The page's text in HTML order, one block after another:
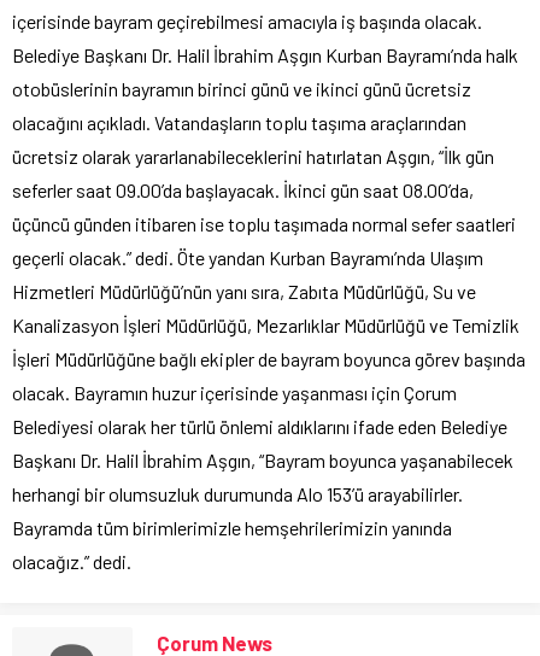
içerisinde bayram geçirebilmesi amacıyla iş başında olacak.
Belediye Başkanı Dr. Halil İbrahim Aşgın Kurban Bayramı’nda halk
otobüslerinin bayramın birinci günü ve ikinci günü ücretsiz
olacağını açıkladı. Vatandaşların toplu taşıma araçlarından
ücretsiz olarak yararlanabileceklerini hatırlatan Aşgın, “İlk gün
seferler saat 09.00’da başlayacak. İkinci gün saat 08.00’da,
üçüncü günden itibaren ise toplu taşımada normal sefer saatleri
geçerli olacak.” dedi. Öte yandan Kurban Bayramı’nda Ulaşım
Hizmetleri Müdürlüğü’nün yanı sıra, Zabıta Müdürlüğü, Su ve
Kanalizasyon İşleri Müdürlüğü, Mezarlıklar Müdürlüğü ve Temizlik
İşleri Müdürlüğüne bağlı ekipler de bayram boyunca görev başında
olacak. Bayramın huzur içerisinde yaşanması için Çorum
Belediyesi olarak her türlü önlemi aldıklarını ifade eden Belediye
Başkanı Dr. Halil İbrahim Aşgın, “Bayram boyunca yaşanabilecek
herhangi bir olumsuzluk durumunda Alo 153’ü arayabilirler.
Bayramda tüm birimlerimizle hemşehrilerimizin yanında
olacağız.” dedi.
Çorum News